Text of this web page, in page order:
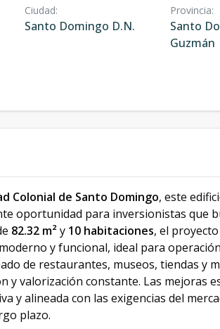
Ciudad:
Santo Domingo D.N.
Provincia:
Santo
Guzmán
Colonial de Santo Domingo, este
oportunidad para inversionistas que
82.32 m²y 10 habitaciones, el
y funcional, ideal para
de restaurantes, museos, tiendas y
y valorización constante. Las mejoras
y alineada con las exigencias del
plazo.